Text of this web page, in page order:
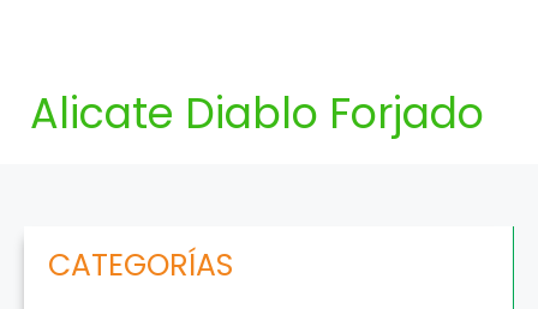
CATEGORÍAS
Alicate Diablo Forjado